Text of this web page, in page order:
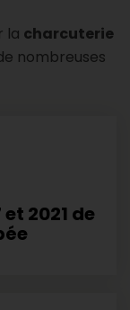
la charcuterie
nombreuses
2021 de